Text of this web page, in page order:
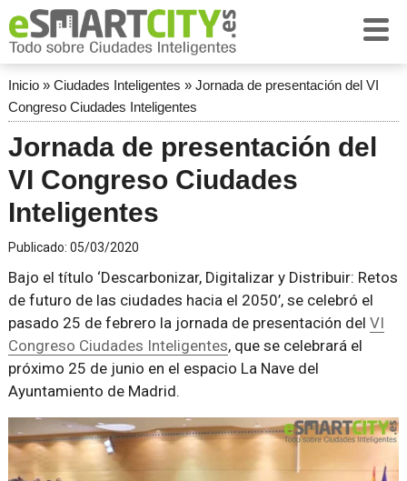
Inicio» Ciudades Inteligentes » Jornada de presentación del VI
Congreso Ciudades Inteligentes
Jornada de presentación del
VI Congreso Ciudades
Inteligentes
Publicado: 05/03/2020
Bajo el título ‘Descarbonizar, Digitalizar y Distribuir: Retos
de futuro de las ciudades hacia el 2050’, se celebró el
pasado 25 de febrero la jornada de presentación del VI
Congreso Ciudades Inteligentes, que se celebrará el
próximo 25 de junio en el espacio La Nave del
Ayuntamiento de Madrid.